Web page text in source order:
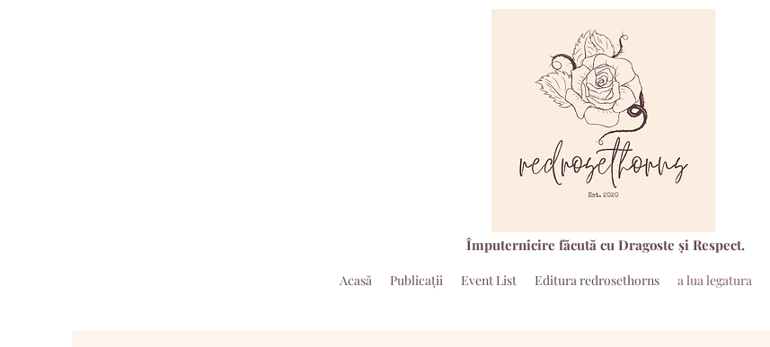
Acasă Publicaţii Event List Editura redrosethorns a lua legatura
Împuternicire făcută cu Dragoste și Respect.